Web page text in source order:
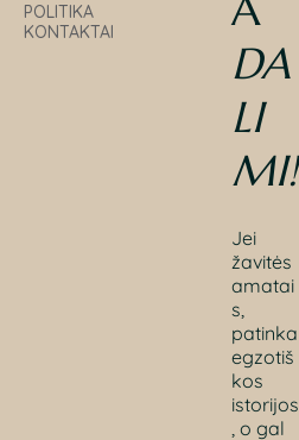
POLITIKA
KONTAKTAI
DA
LI
MI!
Jei
žavitės
amatai
s,
patinka
egzotiš
kos
istorijos
, o gal